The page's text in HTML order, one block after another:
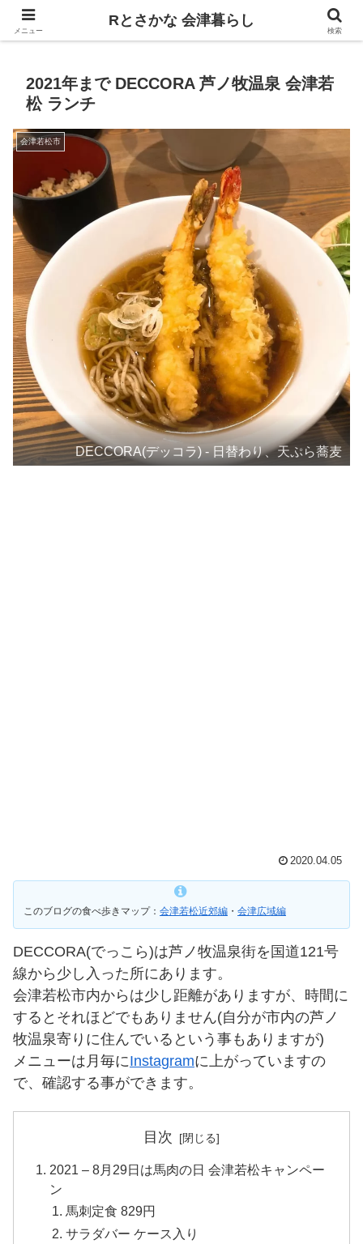
飲食、観光、イベント。食べて遊ぶ
2021年まで DECCORA 芦ノ牧温泉 会津若
松 ランチ
会津若松市
DECCORA(デッコラ) - 日替わり、天ぷら蕎麦
2020.04.05
このブログの食べ歩きマップ： 会津若松近郊編 ・ 会津広域編
DECCORA(でっこら)は芦ノ牧温泉街を国道121号
線から少し入った所にあります。
会津若松市内からは少し距離がありますが、時間に
するとそれほどでもありません(自分が市内の芦ノ
牧温泉寄りに住んでいるという事もありますが)
メニューは月毎にInstagramに上がっていますの
で、確認する事ができます。
目次
2021 – 8月29日は馬肉の日 会津若松キャンペー
ン
馬刺定食 829円
サラダバー ケース入り
メニュー
Rとさかな 会津暮らし
検索